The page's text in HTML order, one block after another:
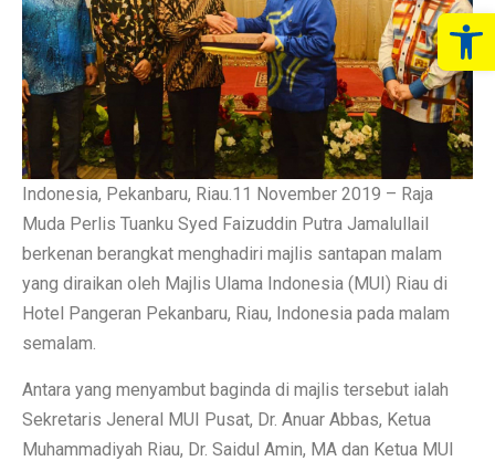
Indonesia, Pekanbaru, Riau.11 November 2019 – Raja
Muda Perlis Tuanku Syed Faizuddin Putra Jamalullail
berkenan berangkat menghadiri majlis santapan malam
yang diraikan oleh Majlis Ulama Indonesia (MUI) Riau di
Hotel Pangeran Pekanbaru, Riau, Indonesia pada malam
semalam.
Antara yang menyambut baginda di majlis tersebut ialah
Sekretaris Jeneral MUI Pusat, Dr. Anuar Abbas, Ketua
Muhammadiyah Riau, Dr. Saidul Amin, MA dan Ketua MUI